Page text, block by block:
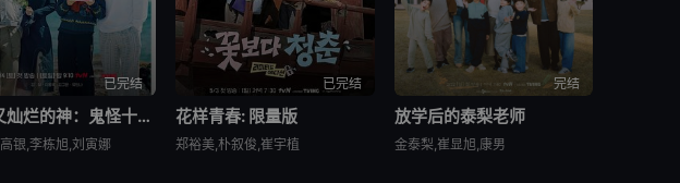
已完结
孤单又灿烂的神：鬼怪十周年特辑
银,李栋旭,刘寅娜
已完结
花样青春: 限量版
郑裕美,朴叙俊,崔宇植
完结
放学后的泰梨老师
金泰梨,崔显旭,康男